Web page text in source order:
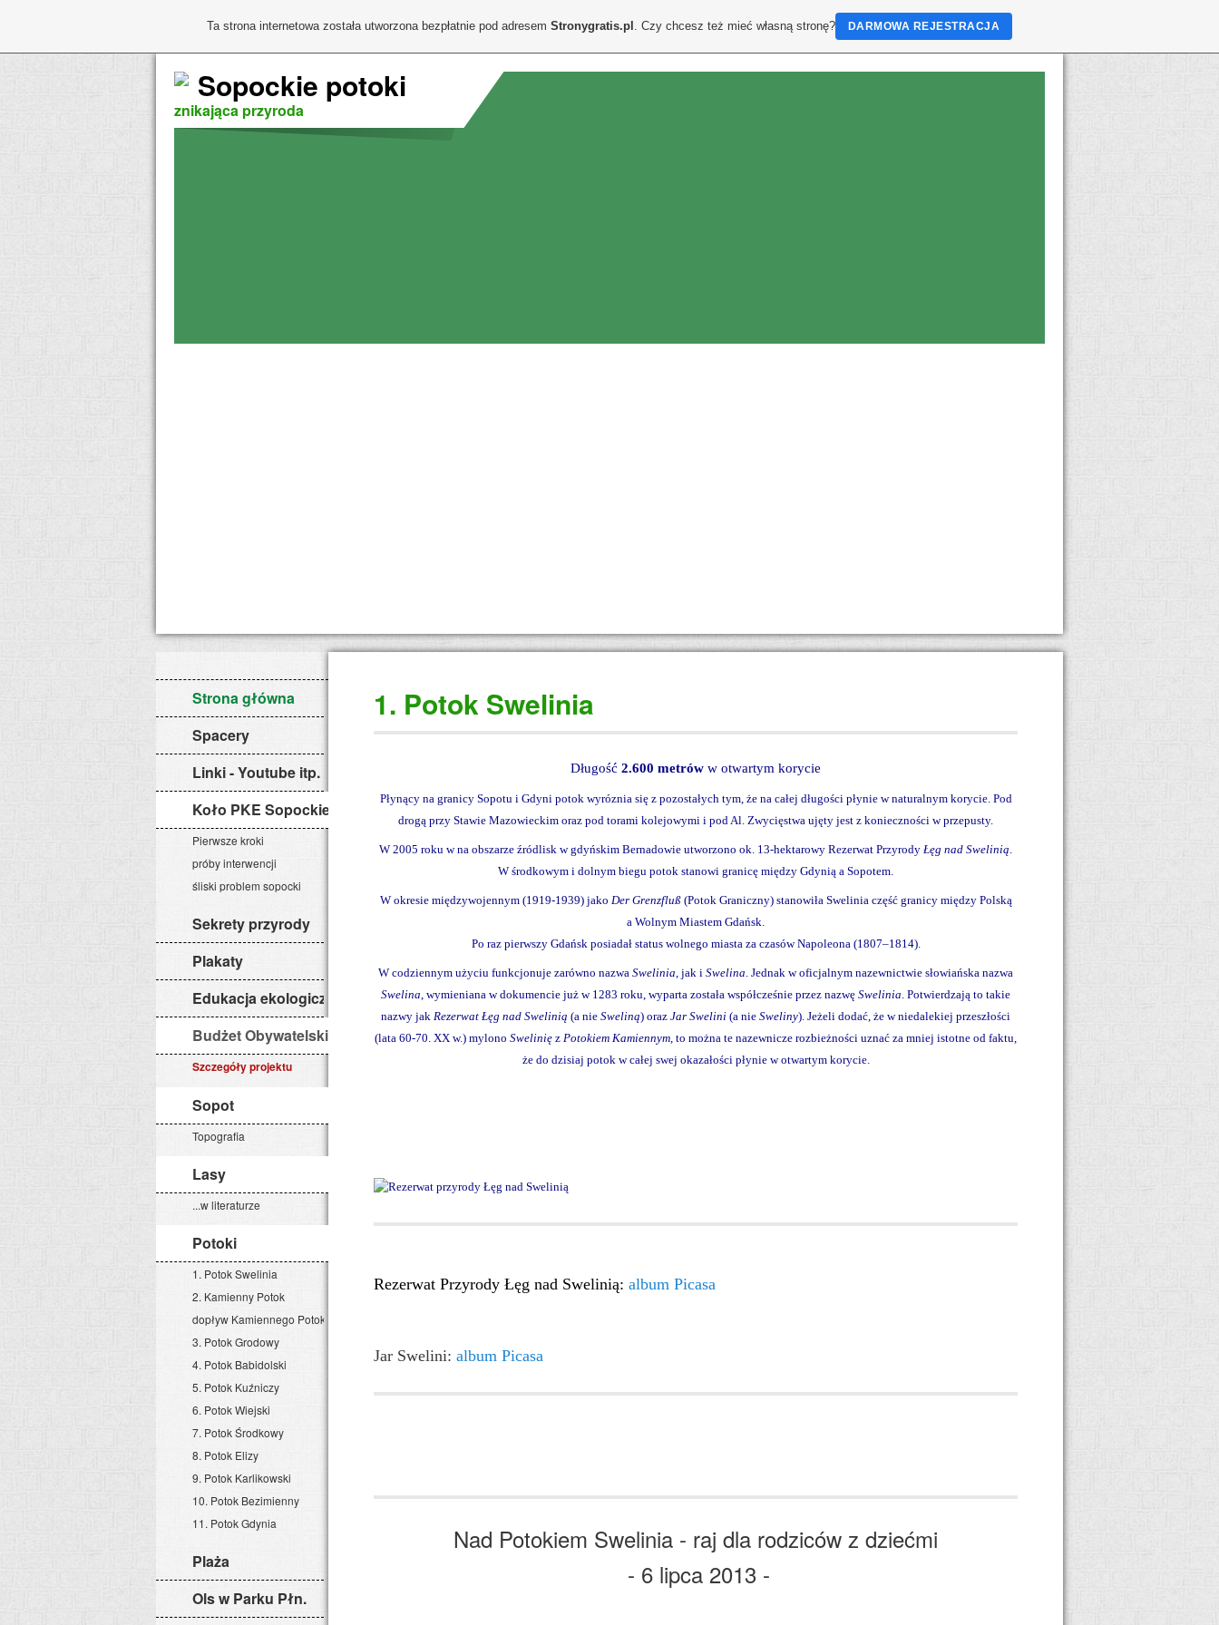
Sopockie potoki
znikająca przyroda
Strona główna
Spacery
Linki - Youtube itp.
Koło PKE Sopockie Potoki
Pierwsze kroki
próby interwencji
śliski problem sopocki
Sekrety przyrody
Plakaty
Edukacja ekologiczna
Budżet Obywatelski 2015
Szczegóły projektu
Sopot
Topografia
Lasy
...w literaturze
Potoki
1. Potok Swelinia
2. Kamienny Potok
dopływ Kamiennego Potoku
3. Potok Grodowy
4. Potok Babidolski
5. Potok Kuźniczy
6. Potok Wiejski
7. Potok Środkowy
8. Potok Elizy
9. Potok Karlikowski
10. Potok Bezimienny
11. Potok Gdynia
Plaża
Ols w Parku Płn.
1. Potok Swelinia
Długość 2.600 metrów w otwartym korycie
Płynący na granicy Sopotu i Gdyni potok wyróznia się z pozostałych tym, że na całej długości płynie w naturalnym korycie. Pod
drogą przy Stawie Mazowieckim oraz pod torami kolejowymi i pod Al. Zwycięstwa ujęty jest z konieczności w przepusty.
W 2005 roku w na obszarze źródlisk w gdyńskim Bernadowie utworzono ok. 13‑hektarowy Rezerwat Przyrody Łęg nad Swelinią.
W środkowym i dolnym biegu potok stanowi granicę między Gdynią a Sopotem.
W okresie międzywojennym (1919-1939) jako Der Grenzfluß(Potok Graniczny) stanowiła Swelinia część granicy między Polską
a Wolnym Miastem Gdańsk.
Po raz pierwszy Gdańsk posiadał status wolnego miasta za czasów Napoleona (1807–1814).
W codziennym użyciu funkcjonuje zarówno nazwa Swelinia, jak i Swelina. Jednak w oficjalnym nazewnictwie słowiańska nazwa
Swelina, wymieniana w dokumencie już w 1283 roku, wyparta została współcześnie przez nazwę Swelinia. Potwierdzają to takie
nazwy jak Rezerwat Łęg nad Swelinią (a nie Sweliną) oraz Jar Swelini (a nie Sweliny). Jeżeli dodać, że w niedalekiej przeszłości
(lata 60-70. XX w.) mylono Swelinię z Potokiem Kamiennym, to można te nazewnicze rozbieżności uznać za mniej istotne od faktu,
że do dzisiaj potok w całej swej okazałości płynie w otwartym korycie.
Rezerwat Przyrody Łęg nad Swelinią: album Picasa
Jar Swelini: album Picasa
Nad Potokiem Swelinia - raj dla rodziców z dziećmi
- 6 lipca 2013 -
Ta strona internetowa została utworzona bezpłatnie pod adresem Stronygratis.pl . Czy chcesz też mieć własną stronę? DARMOWA REJESTRACJA